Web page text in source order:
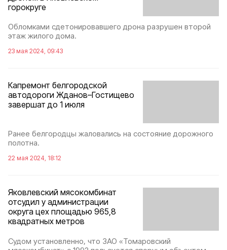
горокруге
Обломками сдетонировавшего дрона разрушен второй
этаж жилого дома.
23 мая 2024, 09:43
Капремонт белгородской
автодороги Жданов–Гостищево
завершат до 1 июля
Ранее белгородцы жаловались на состояние дорожного
полотна.
22 мая 2024, 18:12
Яковлевский мясокомбинат
отсудил у администрации
округа цех площадью 965,8
квадратных метров
Судом установленно, что ЗАО «Томаровский